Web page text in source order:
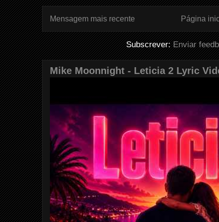
Mensagem mais recente Página
Subscrever:Enviar
Mike Moonnight - Leticia 2 Lyric